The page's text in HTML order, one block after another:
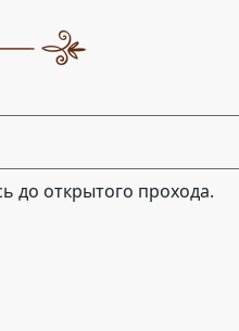
до открытого прохода.